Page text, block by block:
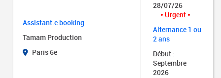
Assistant.e booking
Tamam Production
Paris 6e
28/07/26
Urgent
Alternance 1 ou
2 ans
Début :
Septembre
2026